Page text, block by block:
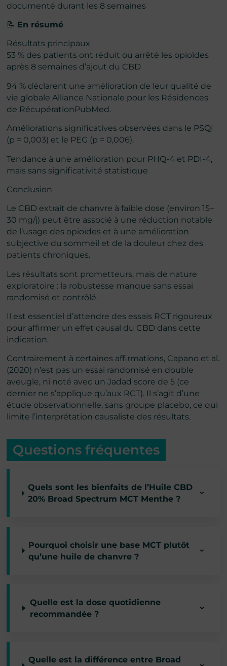
documenté durant les 8 semaines
📝 En résumé
Résultats principaux
53 % des patients ont réduit ou arrêté les opioïdes
après 8 semaines d’ajout du CBD
94 % déclarent une amélioration de leur qualité de
vie globale Alliance Nationale pour les Résidences
de RécupérationPubMed.
Améliorations significatives observées dans le PSQI
(p = 0,003) et le PEG (p = 0,006).
Tendance à une amélioration pour PHQ-4 et PDI-4,
mais sans significativité statistique
Conclusion
Le CBD extrait de chanvre à faible dose (environ 15–
30 mg/j) peut être associé à une réduction notable
de l’usage des opioïdes et à une amélioration
subjective du sommeil et de la douleur chez des
patients chroniques.
Les résultats sont prometteurs, mais de nature
exploratoire : la robustesse manque sans essai
randomisé et contrôlé.
Il est essentiel d’attendre des essais RCT rigoureux
pour affirmer un effet causal du CBD dans cette
indication.
Contrairement à certaines affirmations, Capano et al.
(2020) n’est pas un essai randomisé en double
aveugle, ni noté avec un Jadad score de 5 (ce
dernier ne s’applique qu’aux RCT). Il s’agit d’une
étude observationnelle, sans groupe placebo, ce qui
limite l’interprétation causaliste des résultats.
Questions fréquentes
Quels sont les bienfaits de l’Huile CBD
20% Broad Spectrum MCT Menthe ?
Pourquoi choisir une base MCT plutôt
qu’une huile de chanvre ?
Quelle est la dose quotidienne
recommandée ?
Quelle est la différence entre Broad